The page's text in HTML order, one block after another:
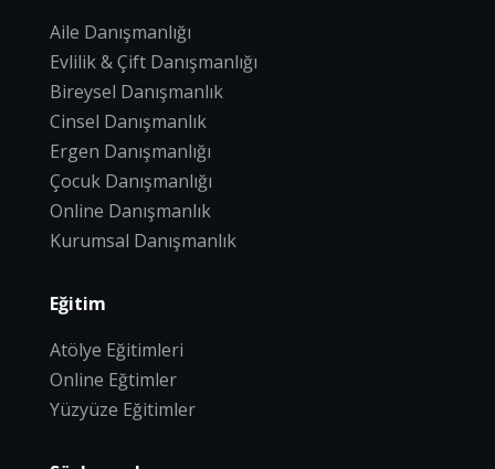
Aile Danışmanlığı
Evlilik & Çift Danışmanlığı
Bireysel Danışmanlık
Cinsel Danışmanlık
Ergen Danışmanlığı
Çocuk Danışmanlığı
Online Danışmanlık
Kurumsal Danışmanlık
Eğitim
Atölye Eğitimleri
Online Eğtimler
Yüzyüze Eğitimler